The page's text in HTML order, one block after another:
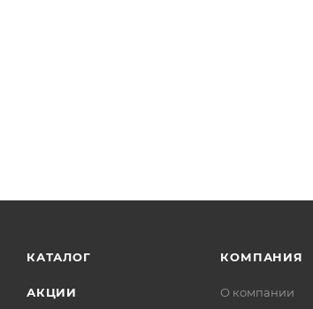
КАТАЛОГ
АКЦИИ
КОМПАНИЯ
О компании